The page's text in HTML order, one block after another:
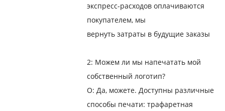
экспресс-расходов оплачиваются
покупателем, мы
вернуть затраты в будущие заказы
2: Можем ли мы напечатать мой
собственный логотип?
О: Да, можете. Доступны различные
способы печати: трафаретная